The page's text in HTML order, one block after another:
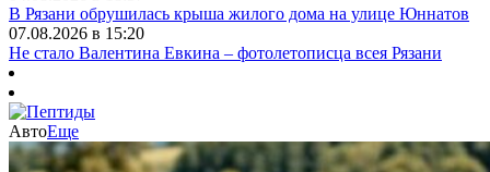
В Рязани обрушилась крыша жилого дома на улице Юннатов
07.08.2026 в 15:20
Не стало Валентина Евкина – фотолетописца всея Рязани
АвтоЕще